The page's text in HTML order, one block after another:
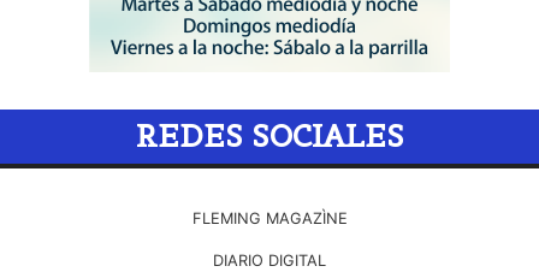
REDES SOCIALES
FLEMING MAGAZÌNE
DIARIO DIGITAL